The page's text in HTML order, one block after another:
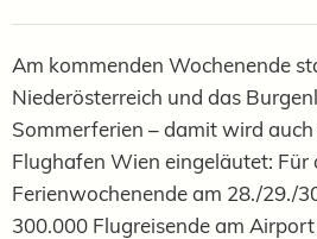
Am kommenden Wochenende
Niederösterreich und das
Sommerferien – damit wird
Flughafen Wien eingeläutet: Für
Ferienwochenende am 28./29./
300.000 Flugreisende am